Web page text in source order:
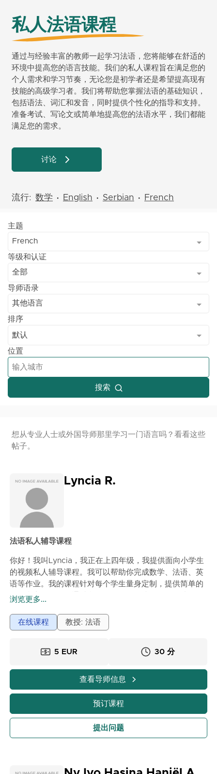
私人法语课程
通过与经验丰富的教师一起学习法语，您将能够在舒适的
环境中提高您的语言技能。我们的私人课程旨在满足您的
个人需求和学习节奏，无论您是初学者还是希望提高现有
技能的高级学习者。我们将帮助您掌握法语的基础知识，
包括语法、词汇和发音，同时提供个性化的指导和支持。
准备考试、写论文或简单地提高您的法语水平，我们都能
满足您的需求。
讨论
流行: 数学 • English • Serbian • French
主题
French
等级和认证
全部
导师语录
其他语言
排序
默认
位置
搜索
想从专业人士或外国导师那里学习一门语言吗？看看这些
帖子。
Lyncia R.
法语私人辅导课程
你好！我叫Lyncia，我正在上四年级，我提供面向小学生
的视频私人辅导课程。我可以帮助你完成数学、法语、英
语等作业。我的课程针对每个学生量身定制，提供简单的
解释和实际练习。通过我的课程，你的孩子将更好地理解
浏览更多...
在线课程 教授: 法语
5 EUR 30 分
查看导师信息
预订课程
提出问题